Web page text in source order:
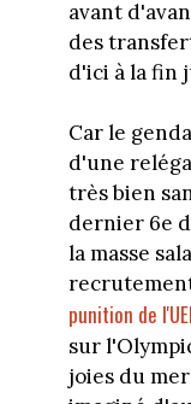
avant
des
d'ici à la fin
Car le
d'une
très bien
dernier 6e
la masse
punition de
sur
joies du